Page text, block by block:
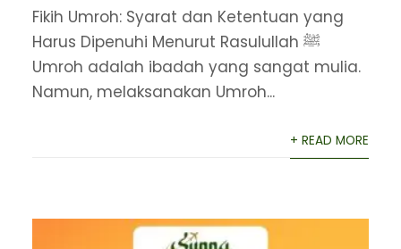
Fikih Umroh: Syarat dan Ketentuan yang
Harus Dipenuhi Menurut Rasulullah ﷺ
Umroh adalah ibadah yang sangat mulia.
Namun, melaksanakan Umroh...
+ READ MORE